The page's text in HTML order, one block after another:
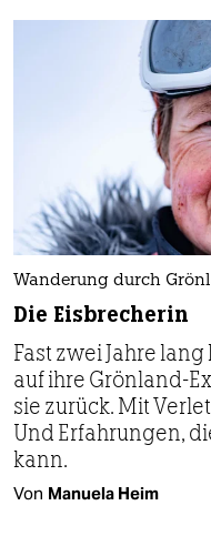
Wanderung durch
Die Eisbrecherin
Fast zwei Jahre
auf ihre Grönland-
sie zurück. Mit
Und Erfahrungen,
kann.
Von Manuela Heim